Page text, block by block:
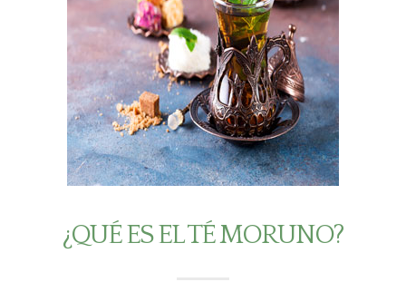
¿QUÉ ES EL TÉ MORUNO?